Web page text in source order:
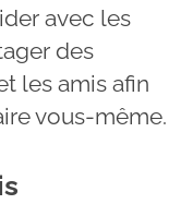
avec les
des
les amis afin
vous-même.